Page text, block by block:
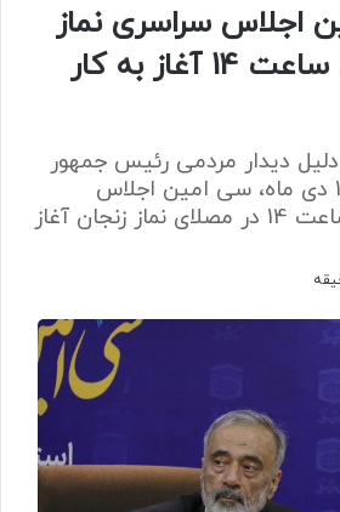
اجلاس سراسری نماز
16 دی ماه راس ساعت 14 آغاز به کار
دیدار مردمی رئیس جمهور
در صبح روز شنبه 16 دی ماه، سی امین اجلاس
سراسری نماز راس ساعت 14 در مصلای نماز زنجان آغاز